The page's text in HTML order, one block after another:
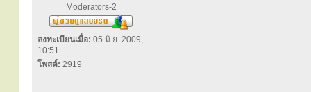
Moderators-2
ลงทะเบียนเมื่อ: 05 มิ.ย. 2009,
10:51
โพสต์: 2919